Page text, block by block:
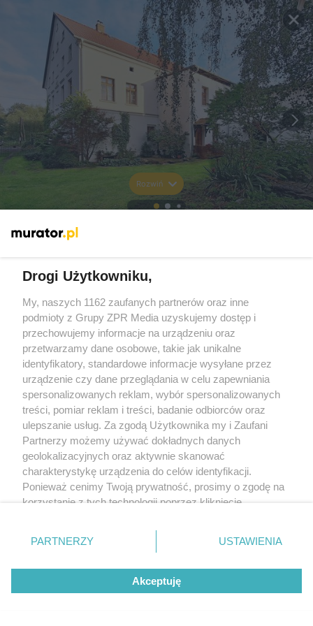
Rozwiń
Drogi Użytkowniku,
My, naszych 1162 zaufanych partnerów oraz inne
podmioty z Grupy ZPR Media uzyskujemy dostęp i
przechowujemy informacje na urządzeniu oraz
przetwarzamy dane osobowe, takie jak unikalne
identyfikatory, standardowe informacje wysyłane przez
urządzenie czy dane przeglądania w celu zapewniania
spersonalizowanych reklam, wybór spersonalizowanych
treści, pomiar reklam i treści, badanie odbiorców oraz
ulepszanie usług. Za zgodą Użytkownika my i Zaufani
Partnerzy możemy używać dokładnych danych
geolokalizacyjnych oraz aktywnie skanować
charakterystykę urządzenia do celów identyfikacji.
Ponieważ cenimy Twoją prywatność, prosimy o zgodę na
korzystanie z tych technologii poprzez kliknięcie
zmienić/wycofać klikając przycisk ustawień prywatności
znajdujący się w lewym dolnym rogu strony
rodzaje przetwarzania danych nie wymagają zgody
użytkownika, ale masz prawo sprzeciwić się takiemu
przetwarzaniu. Preferencje będą miały zastosowanie tylko
PARTNERZY USTAWIENIA
Akceptuję